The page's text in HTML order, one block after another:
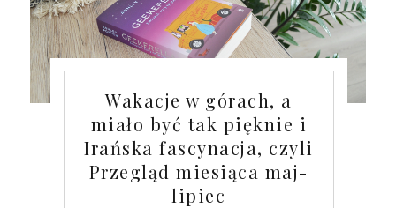
Wakacje w górach, a
miało być tak pięknie i
Irańska fascynacja, czyli
Przegląd miesiąca maj-
lipiec